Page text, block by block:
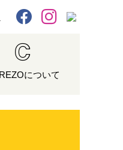
FacebookInstagram
について